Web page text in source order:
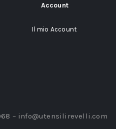
Account
Il mio Account
– info@utensilirevelli.com